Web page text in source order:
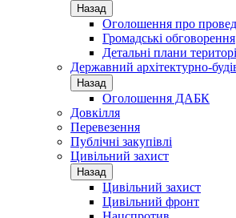
Назад
Оголошення про
Громадські обговорення
Детальні плани
Державний архітектурно-
Назад
Оголошення ДАБК
Довкілля
Перевезення
Публічні закупівлі
Цивільний захист
Назад
Цивільний захист
Цивільний фронт